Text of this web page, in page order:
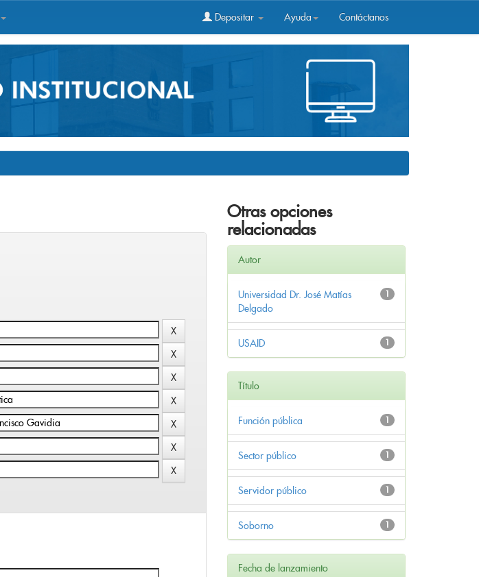
Depositar Ayuda Contáctanos
Otras opciones
relacionadas
Autor
1
Universidad Dr. José Matías
Delgado
1
USAID
Título
1
Función pública
1
Sector público
1
Servidor público
1
Soborno
Fecha de lanzamiento